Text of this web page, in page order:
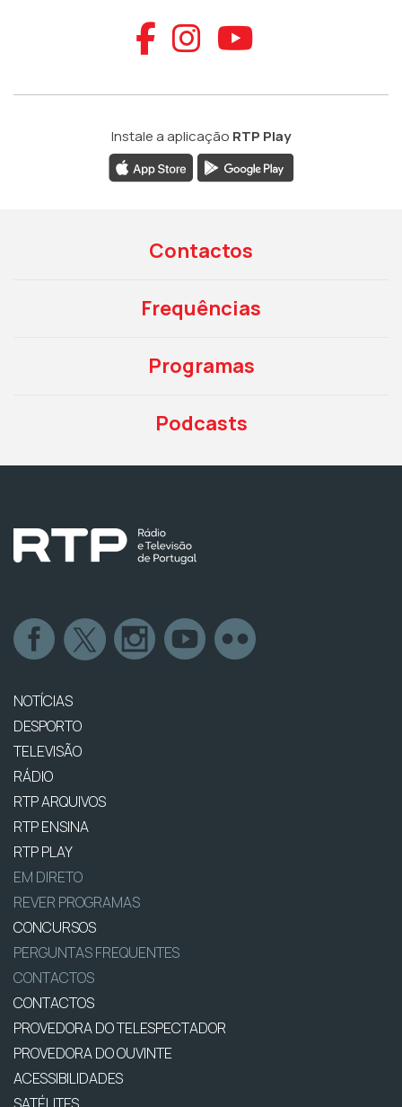
Aceder ao
Aceder ao
Aceder
Instale a aplicação RTP Play
Contactos
Frequências
Programas
Podcasts
NOTÍCIAS
DESPORTO
TELEVISÃO
RÁDIO
RTP ARQUIVOS
RTP ENSINA
RTP PLAY
EM DIRETO
REVER PROGRAMAS
CONCURSOS
PERGUNTAS FREQUENTES
CONTACTOS
CONTACTOS
PROVEDORA DO TELESPECTADOR
PROVEDORA DO OUVINTE
ACESSIBILIDADES